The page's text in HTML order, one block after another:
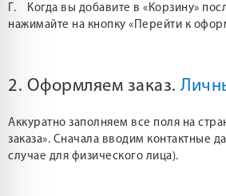
Г. Когда вы добавите в «Корзину»
нажимайте на кнопку «Перейти к
2. Оформляем заказ.
Аккуратно заполняем все поля на
заказа». Сначала вводим контактные
случае для физического лица).